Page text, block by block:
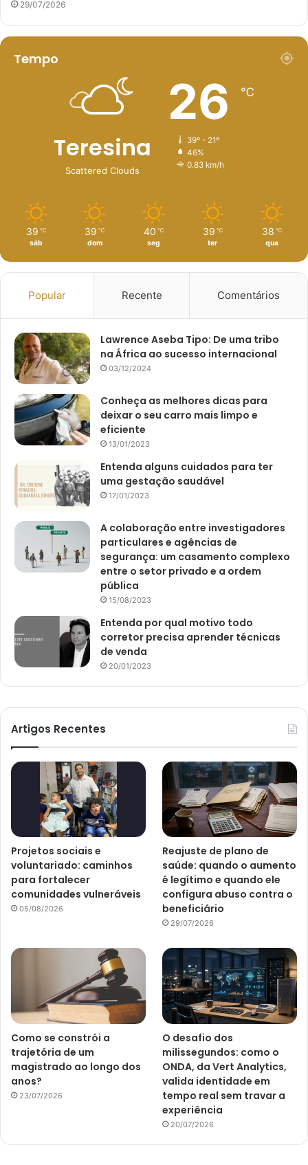
29/07/2026
Tempo
Teresina
Scattered Clouds
26 ℃
39º - 21º
46%
0.83 km/h
39 ℃
sáb
39 ℃
dom
40 ℃
seg
39 ℃
ter
38 ℃
qua
Popular Recente Comentários
Lawrence Aseba Tipo: De uma tribo
na África ao sucesso internacional
03/12/2024
Conheça as melhores dicas para
deixar o seu carro mais limpo e
eficiente
13/01/2023
Entenda alguns cuidados para ter
uma gestação saudável
17/01/2023
A colaboração entre investigadores
particulares e agências de
segurança: um casamento complexo
entre o setor privado e a ordem
pública
15/08/2023
Entenda por qual motivo todo
corretor precisa aprender técnicas
de venda
20/01/2023
Artigos Recentes
Projetos sociais e
voluntariado: caminhos
para fortalecer
comunidades vulneráveis
05/08/2026
Reajuste de plano de
saúde: quando o aumento
é legítimo e quando ele
configura abuso contra o
beneficiário
29/07/2026
Como se constrói a
trajetória de um
magistrado ao longo dos
anos?
23/07/2026
O desafio dos
milissegundos: como o
ONDA, da Vert Analytics,
valida identidade em
tempo real sem travar a
experiência
20/07/2026